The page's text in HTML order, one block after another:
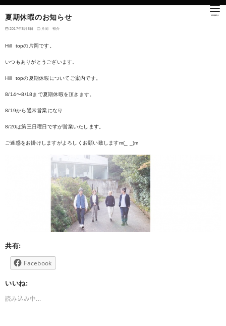
夏期休暇のお知らせ
2017年8月8日 片岡 裕介
Hill topの片岡です。
いつもありがとうございます。
Hill topの夏期休暇についてご案内です。
8/14〜8/18まで夏期休暇を頂きます。
8/19から通常営業になり
8/20は第三日曜日ですが営業いたします。
ご迷惑をお掛けしますがよろしくお願い致しますm(_ _)m
共有:
Facebook
いいね:
読み込み中...